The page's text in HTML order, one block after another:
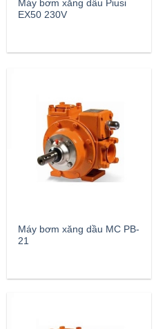
Máy bơm xăng dầu Piusi
EX50 230V
Máy bơm xăng dầu MC PB-
21